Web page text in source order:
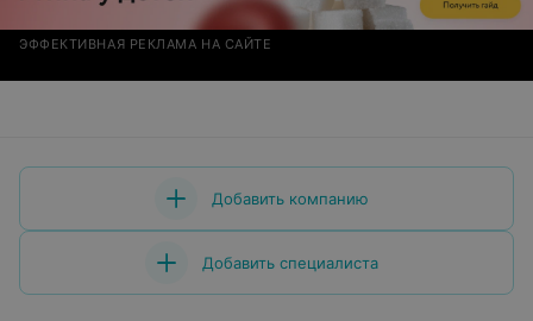
ЭФФЕКТИВНАЯ РЕКЛАМА НА САЙТЕ
Добавить компанию
Добавить специалиста